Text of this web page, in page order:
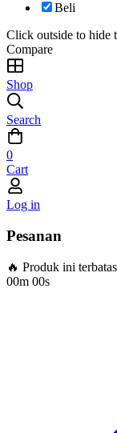
Beli
Click outside to hide
Compare
Shop
Search
0
Cart
Log in
Pesanan
🔥 Produk ini
00m 00s